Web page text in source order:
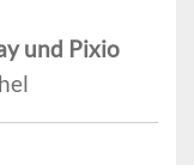
und Pixio